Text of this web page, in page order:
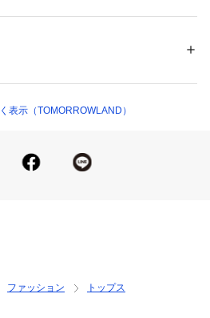
てくれるアイテムです。
、下記の商品番号をお申し付けくだ
グ：コットン58％　ナイロン42％
イロン仕上げ可、ドライ可、ウエットクリ
モール）
表示（TOMORROWLAND）
ファッション
トップス